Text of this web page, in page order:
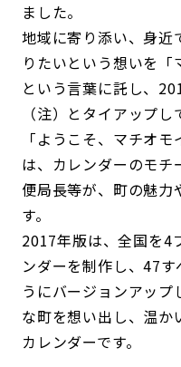
ました。
地域に寄り添い、身近
りたいという想いを「
という言葉に託し、
（注）とタイアップし
「ようこそ、マチオ
は、カレンダーのモチ
便局長等が、町の魅力
す。
2017年版は、全国を4
ンダーを制作し、47
うにバージョンアッ
な町を想い出し、温か
カレンダーです。